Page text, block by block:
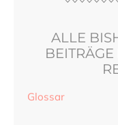
ALLE
Glossar